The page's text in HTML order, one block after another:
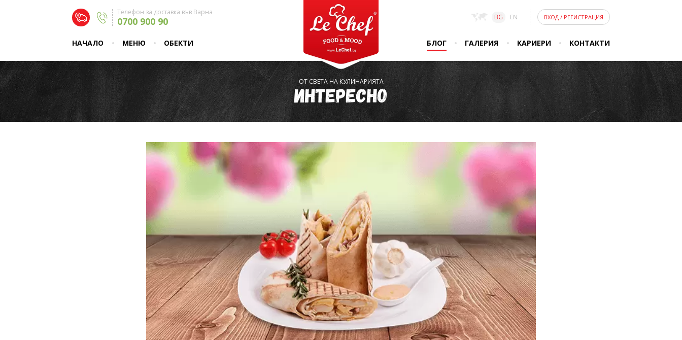
Телефон за доставка във Варна
0700 900 90 BG EN ВХОД / РЕГИСТРАЦИЯ
НАЧАЛО МЕНЮ ОБЕКТИ БЛОГ ГАЛЕРИЯ КАРИЕРИ КОНТАКТИ
ОТ СВЕТА НА КУЛИНАРИЯТА
Интересно